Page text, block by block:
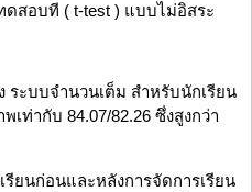
ดสอบที ( t-test ) แบบไม่อิสระ
ะบบจำนวนเต็ม สำหรับนักเรียน
ท่ากับ 84.07/82.26 ซึ่งสูงกว่า
รียนก่อนและหลังการจัดการเรียน